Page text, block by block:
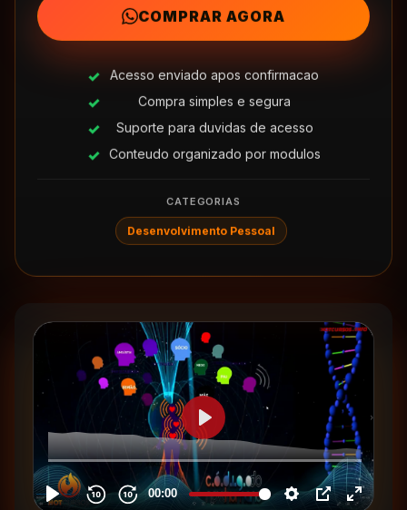
COMPRAR AGORA
Acesso enviado apos confirmacao
Compra simples e segura
Suporte para duvidas de acesso
Conteudo organizado por modulos
CATEGORIAS
Desenvolvimento Pessoal